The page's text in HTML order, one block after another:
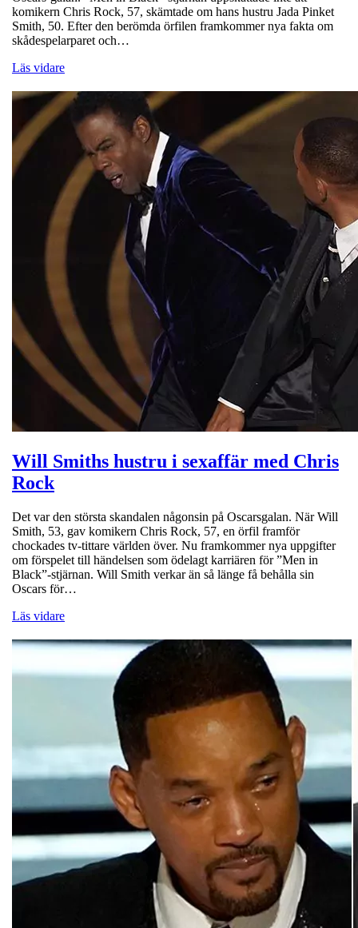
komikern Chris Rock, 57, skämtade om hans hustru Jada Pinket
Smith, 50. Efter den berömda örfilen framkommer nya fakta om
skådespelarparet och…
Läs vidare
Will Smiths hustru i sexaffär med Chris
Rock
Det var den största skandalen någonsin på Oscarsgalan. När Will
Smith, 53, gav komikern Chris Rock, 57, en örfil framför
chockades tv-tittare världen över. Nu framkommer nya uppgifter
om förspelet till händelsen som ödelagt karriären för ”Men in
Black”-stjärnan. Will Smith verkar än så länge få behålla sin
Oscars för…
Läs vidare